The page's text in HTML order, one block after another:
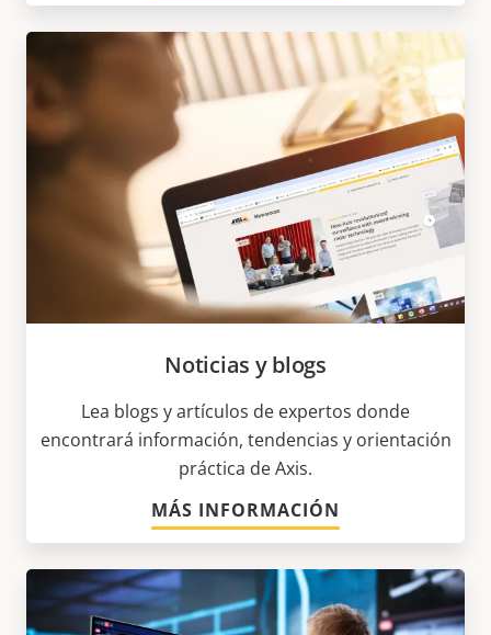
Noticias y blogs
Lea blogs y artículos de expertos donde
encontrará información, tendencias y orientación
práctica de Axis.
MÁS INFORMACIÓN